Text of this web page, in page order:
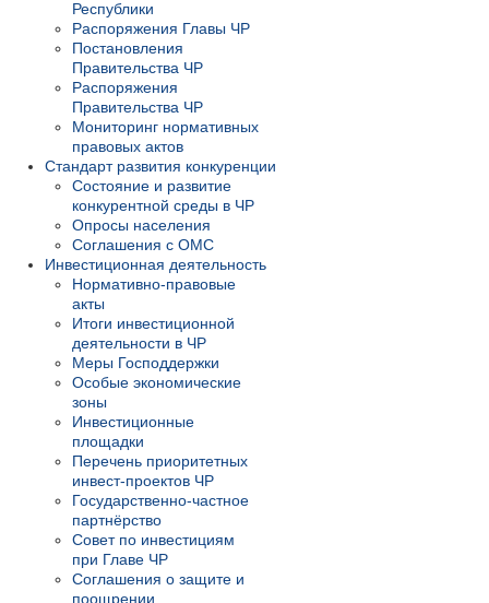
Республики
Распоряжения Главы ЧР
Постановления
Правительства ЧР
Распоряжения
Правительства ЧР
Мониторинг нормативных
правовых актов
Стандарт развития конкуренции
Состояние и развитие
конкурентной среды в ЧР
Опросы населения
Соглашения с ОМС
Инвестиционная деятельность
Нормативно-правовые
акты
Итоги инвестиционной
деятельности в ЧР
Меры Господдержки
Особые экономические
зоны
Инвестиционные
площадки
Перечень приоритетных
инвест-проектов ЧР
Государственно-частное
партнёрство
Совет по инвестициям
при Главе ЧР
Соглашения о защите и
поощрении